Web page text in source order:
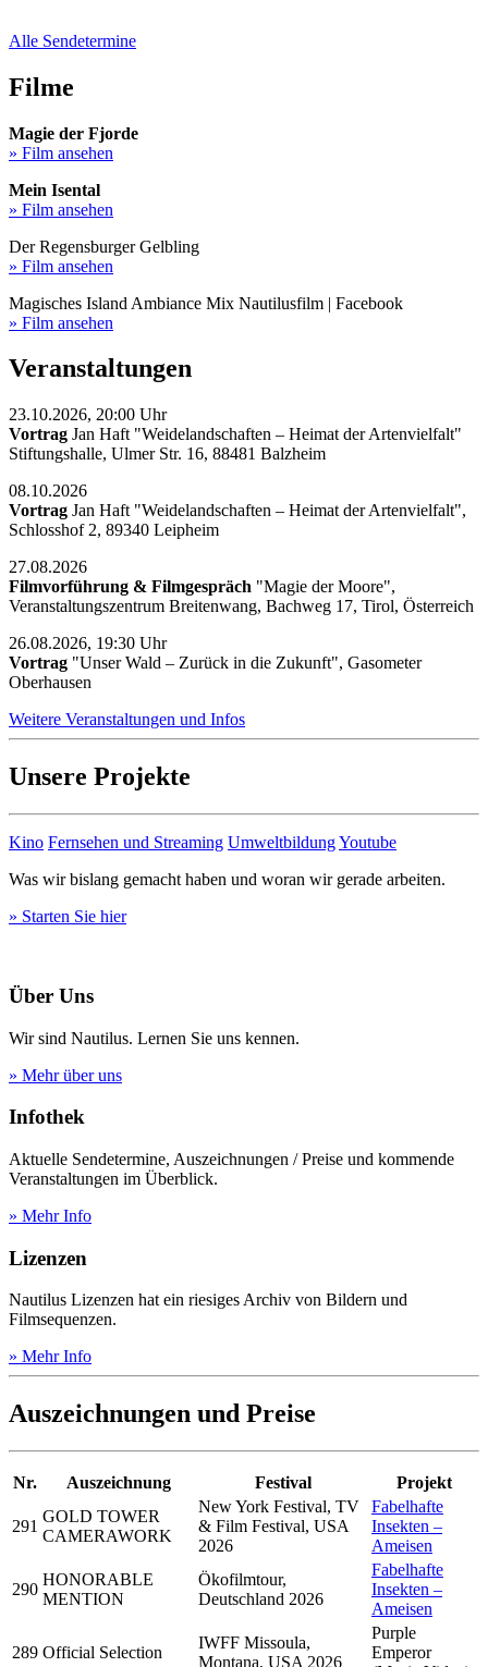
Alle Sendetermine
Filme
Magie der Fjorde
» Film ansehen
Mein Isental
» Film ansehen
Der Regensburger Gelbling
» Film ansehen
Magisches Island Ambiance Mix Nautilusfilm | Facebook
» Film ansehen
Veranstaltungen
23.10.2026, 20:00 Uhr
Vortrag Jan Haft "Weidelandschaften – Heimat der Artenvielfalt"
Stiftungshalle, Ulmer Str. 16, 88481 Balzheim
08.10.2026
Vortrag Jan Haft "Weidelandschaften – Heimat der Artenvielfalt",
Schlosshof 2, 89340 Leipheim
27.08.2026
Filmvorführung & Filmgespräch "Magie der Moore",
Veranstaltungszentrum Breitenwang, Bachweg 17, Tirol, Österreich
26.08.2026, 19:30 Uhr
Vortrag "Unser Wald – Zurück in die Zukunft", Gasometer
Oberhausen
Weitere Veranstaltungen und Infos
Unsere Projekte
Kino Fernsehen und Streaming UmweltbildungYoutube
Was wir bislang gemacht haben und woran wir gerade arbeiten.
» Starten Sie hier
Über Uns
Wir sind Nautilus. Lernen Sie uns kennen.
» Mehr über uns
Infothek
Aktuelle Sendetermine, Auszeichnungen / Preise und kommende
Veranstaltungen im Überblick.
» Mehr Info
Lizenzen
Nautilus Lizenzen hat ein riesiges Archiv von Bildern und
Filmsequenzen.
» Mehr Info
Auszeichnungen und Preise
Nr. Auszeichnung Festival Projekt
291
GOLD TOWER
CAMERAWORK
New York Festival, TV
& Film Festival, USA
2026
Fabelhafte
Insekten –
Ameisen
290
HONORABLE
MENTION
Ökofilmtour,
Deutschland 2026
Fabelhafte
Insekten –
Ameisen
289 Official Selection
IWFF Missoula,
Montana, USA 2026
Purple
Emperor